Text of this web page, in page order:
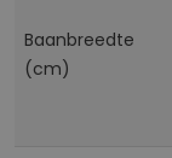
Baanbreedte
(cm)